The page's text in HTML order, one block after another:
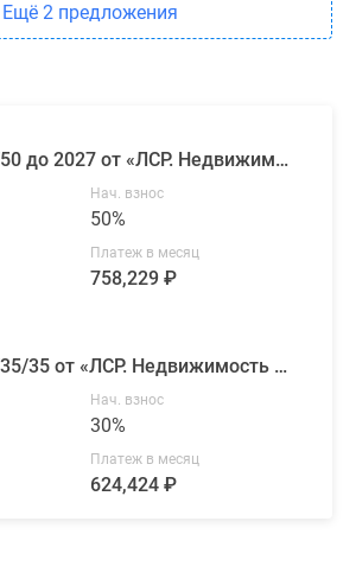
Ещё 2 предложения
Рассрочка 50/50 до 2027 от «ЛСР. Недвижимость — Северо-Запад»
Нач. взнос
50%
Платеж в месяц
758,229 ₽
Рассрочка 30/35/35 от «ЛСР. Недвижимость — Северо-Запад»
Нач. взнос
30%
Платеж в месяц
624,424 ₽